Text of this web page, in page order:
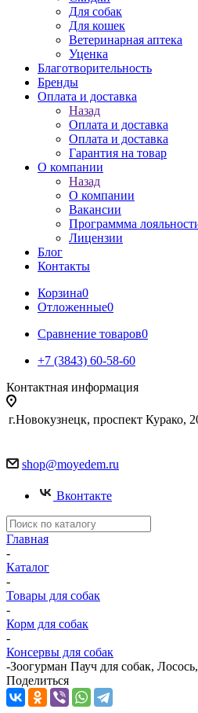
Для собак
Для кошек
Ветеринарная аптека
Уценка
Благотворительность
Бренды
Оплата и доставка
Назад
Оплата и доставка
Оплата и доставка
Гарантия на товар
О компании
Назад
О компании
Вакансии
Программма
Лицензии
Блог
Контакты
Корзина0
Отложенные0
Сравнение товаров0
+7 (3843) 60-58-60
Контактная информация
г.Новокузнецк, проспект Курако,
shop@moyedem.ru
Вконтакте
Главная
-
Каталог
-
Товары для собак
-
Корм для собак
-
Консервы для собак
-Зоогурман Пауч для собак,
Поделиться